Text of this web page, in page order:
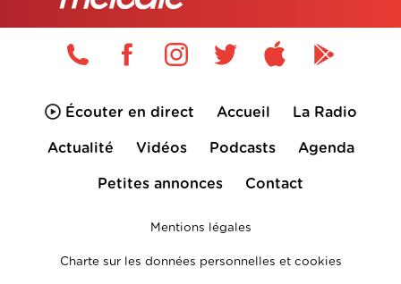
Écouter en direct Accueil La Radio
Actualité Vidéos Podcasts Agenda
Petites annonces Contact
Mentions légales
Charte sur les données personnelles et cookies